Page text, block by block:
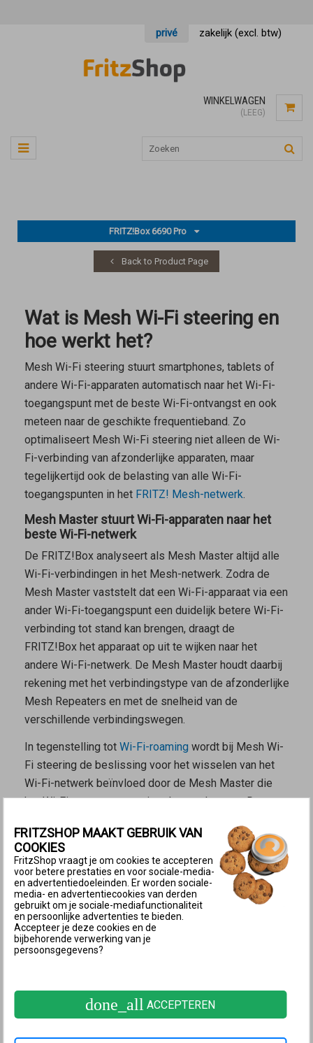
privé zakelijk (excl. btw)
WINKELWAGEN
(LEEG)
FRITZ!Box 6690 Pro
Back to Product Page
Wat is Mesh Wi-Fi steering en
hoe werkt het?
Mesh Wi-Fi steering stuurt smartphones, tablets of
andere Wi-Fi-apparaten automatisch naar het Wi-Fi-
toegangspunt met de beste Wi-Fi-ontvangst en ook
meteen naar de geschikte frequentieband. Zo
optimaliseert Mesh Wi-Fi steering niet alleen de Wi-
Fi-verbinding van afzonderlijke apparaten, maar
tegelijkertijd ook de belasting van alle Wi-Fi-
toegangspunten in het FRITZ! Mesh-netwerk
Mesh Master stuurt Wi-Fi-apparaten naar het
beste Wi-Fi-netwerk
De FRITZ!Box analyseert als Mesh Masteraltijd alle
Wi-Fi-verbindingen in het Mesh-netwerk. Zodra de
Mesh Mastervaststelt dat een Wi-Fi-apparaat via een
ander Wi-Fi-toegangspunt een duidelijk betere Wi-Fi-
verbinding tot stand kan brengen, draagt de
FRITZ!Box het apparaat op uit te wijken naar het
andere Wi-Fi-netwerk. De Mesh Masterhoudt daarbij
rekening met het verbindingstype van de afzonderlijke
Mesh Repeaters en met de snelheid van de
verschillende verbindingswegen.
In tegenstelling tot Wi-Fi-roaming wordt bij Mesh Wi-
Fi steering de beslissing voor het wisselen van het
Wi-Fi-netwerk beïnvloed door de Mesh Masterdie
het Wi-Fi-apparaat een wisselverzoek stuurt. De
apparaat zelf.
Voorwaarden voor Mesh Wi-Fi steering
De FRITZ!Box is in de fabrieksinstellingen zo
ingesteld, dat de FRITZ!Box alsMesh MasterWi-Fi-
apparaten naar het andere Wi-Fi-netwerk of naar een
ander Wi-Fi-toegangspunt kan sturen. Dit is niet
mogelijk als in de FRITZ!Box verschillende namen zijn
Wi-Fi-netwerk of als de andere FRITZ!-apparaten niet
goed in het Mesh-netwerk zijn opgenomen. In dit
FRITZSHOP MAAKT GEBRUIK VAN
COOKIES
FritzShop vraagt je om cookies te accepteren
voor betere prestaties en voor sociale-media-
en advertentiedoeleinden. Er worden sociale-
media- en advertentiecookies van derden
gebruikt om je sociale-mediafunctionaliteit
en persoonlijke advertenties te bieden.
Accepteer je deze cookies en de
bijbehorende verwerking van je
persoonsgegevens?
done_all ACCEPTEREN